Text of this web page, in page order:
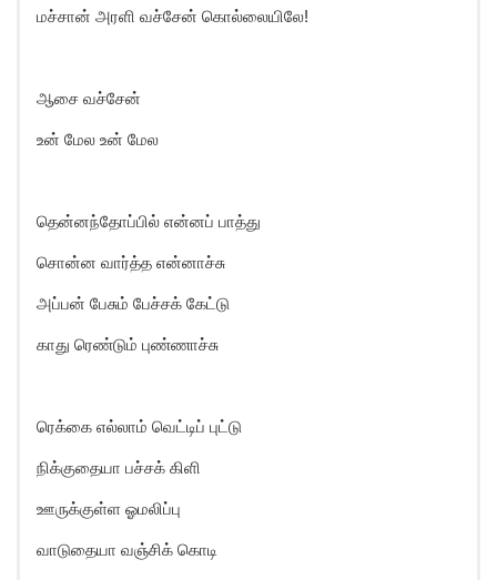
மச்சான் அரளி வச்சேன் கொல்லையிலே!
ஆசை வச்சேன்
உன் மேல உன் மேல
தென்னந்தோப்பில் என்னப் பாத்து
சொன்ன வார்த்த என்னாச்சு
அப்பன் பேசும் பேச்சக் கேட்டு
காது ரெண்டும் புண்ணாச்சு
ரெக்கை எல்லாம் வெட்டிப் புட்டு
நிக்குதையா பச்சக் கிளி
ஊருக்குள்ள ஓமலிப்பு
வாடுதையா வஞ்சிக் கொடி